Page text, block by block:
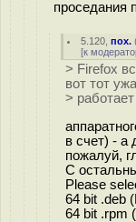
проседания
5.120 ,пох.
[к
> Firefox
вот тот
>
в счет) - а
пожалуй,
С
Please
64 bit .deb
64 bit .rpm